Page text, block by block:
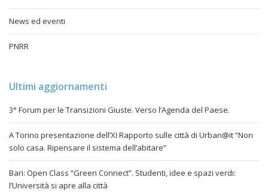
News ed eventi
PNRR
Ultimi aggiornamenti
3° Forum per le Transizioni Giuste. Verso l’Agenda del Paese.
A Torino presentazione dell’XI Rapporto sulle città di Urban@it “Non
solo casa. Ripensare il sistema dell’abitare”
Bari: Open Class “Green Connect”. Studenti, idee e spazi verdi:
l’Università si apre alla città